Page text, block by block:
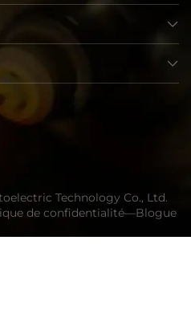
Technology Co., Ltd.
de confidentialité—Blogue